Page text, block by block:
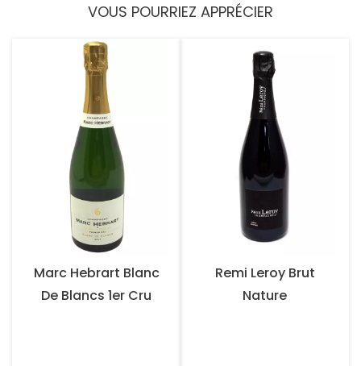
VOUS POURRIEZ APPRÉCIER
Marc Hebrart Blanc
De Blancs 1er Cru
Remi Leroy Brut
Nature